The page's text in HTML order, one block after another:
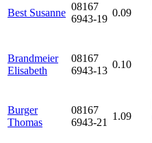
Best Susanne
08167
6943-19
0.09
Brandmeier
Elisabeth
08167
6943-13
0.10
Burger
Thomas
08167
6943-21
1.09